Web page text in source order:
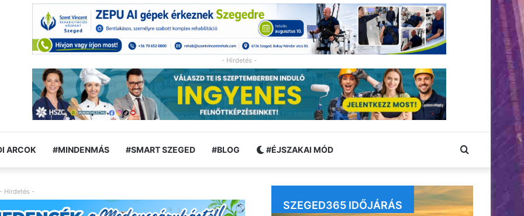
- Hirdetés -
ARCOK #MINDENMÁS #SMART SZEGED #BLOG #ÉJSZAKAI MÓD Keresés:
- Hirdetés -
SZEGED365 IDŐJÁRÁS